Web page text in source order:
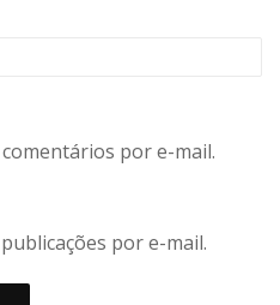
por e-mail.
por e-mail.